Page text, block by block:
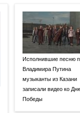
Исполнившие песню
Владимира Путина
музыканты из Казани
записали видео ко
Победы